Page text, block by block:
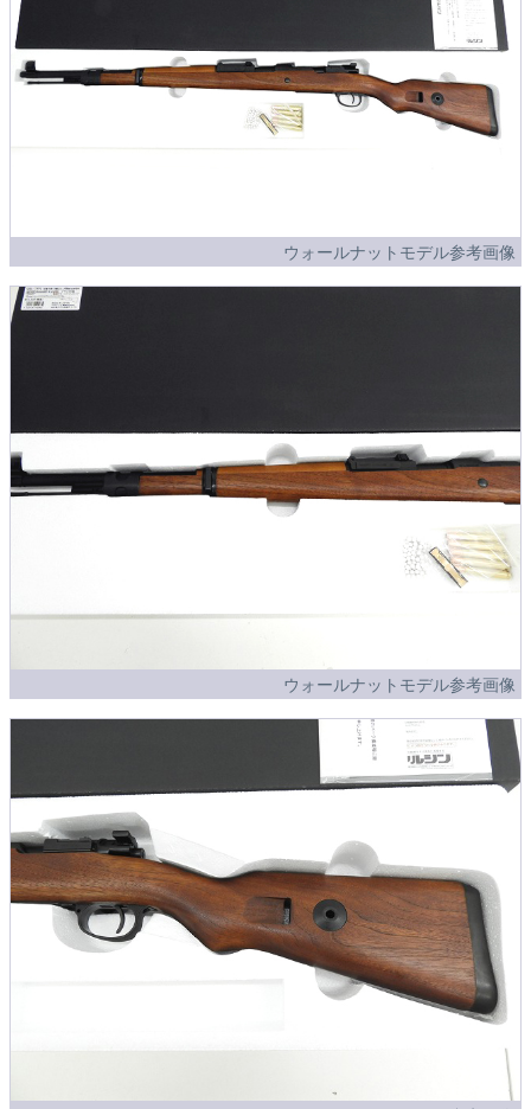
ウォールナットモデル参考画像
ウォールナットモデル参考画像